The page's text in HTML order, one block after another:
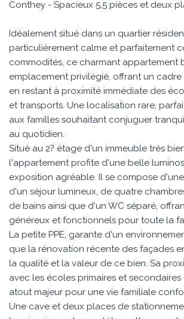
Conthey - Spacieux 5,5 pièces et deux
Idéalement situé dans un quartier
particulièrement calme et parfaitement
commodités, ce charmant appartement
emplacement privilégié, offrant un
en restant à proximité immédiate des
et transports. Une localisation rare,
aux familles souhaitant conjuguer
au quotidien.
Situé au 2? étage d'un immeuble très
l'appartement profite d'une belle
exposition agréable. Il se compose
d'un séjour lumineux, de quatre
de bains ainsi que d'un WC séparé,
généreux et fonctionnels pour toute la
La petite PPE, garante d'un
que la rénovation récente des façades
la qualité et la valeur de ce bien. Sa
avec les écoles primaires et
atout majeur pour une vie familiale
Une cave et deux places de